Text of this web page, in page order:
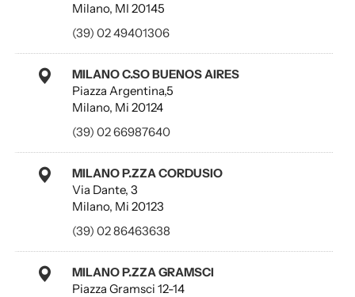
Milano, MI 20145
(39) 02 49401306
MILANO C.SO BUENOS AIRES
Piazza Argentina,5
Milano, Mi 20124
(39) 02 66987640
MILANO P.ZZA CORDUSIO
Via Dante, 3
Milano, Mi 20123
(39) 02 86463638
MILANO P.ZZA GRAMSCI
Piazza Gramsci 12-14